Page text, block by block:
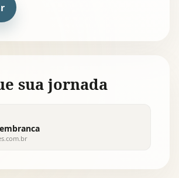
sua jornada